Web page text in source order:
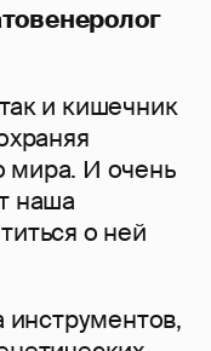
и кишечник
мира. И очень
наша
о ней
инструментов,